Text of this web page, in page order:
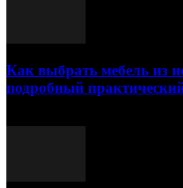
Как выбрать мебель из
подробный